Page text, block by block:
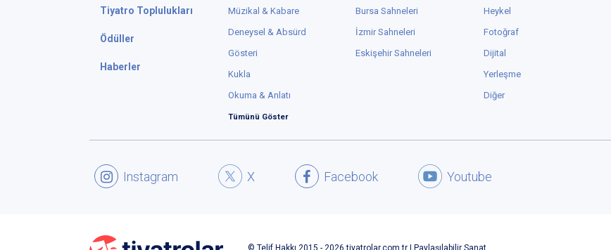
Tiyatro Toplulukları
Ödüller
Haberler
Müzikal & Kabare
Deneysel & Absürd
Gösteri
Kukla
Okuma & Anlatı
Tümünü Göster
Bursa Sahneleri
İzmir Sahneleri
Eskişehir Sahneleri
Heykel
Fotoğraf
Dijital
Yerleşme
Diğer
Youtube
Facebook
X
Instagram
© Telif Hakkı 2015 - 2026 tiyatrolar.com.tr | Paylaşılabilir Sanat